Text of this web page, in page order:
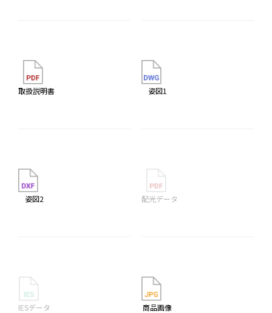
取扱説明書 姿図1
姿図2 配光データ
IESデータ 商品画像